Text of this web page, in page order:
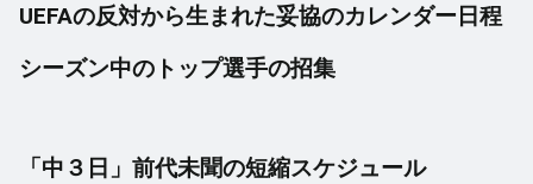
UEFAの反対から生まれた妥協のカレンダー日程
シーズン中のトップ選手の招集
「中３日」前代未聞の短縮スケジュール